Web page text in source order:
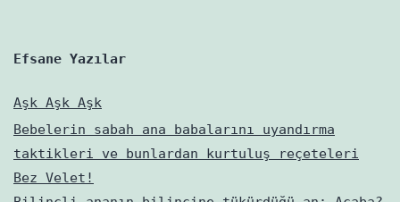
Efsane Yazılar
Aşk Aşk Aşk
Bebelerin sabah ana babalarını uyandırma
taktikleri ve bunlardan kurtuluş reçeteleri
Bez Velet!